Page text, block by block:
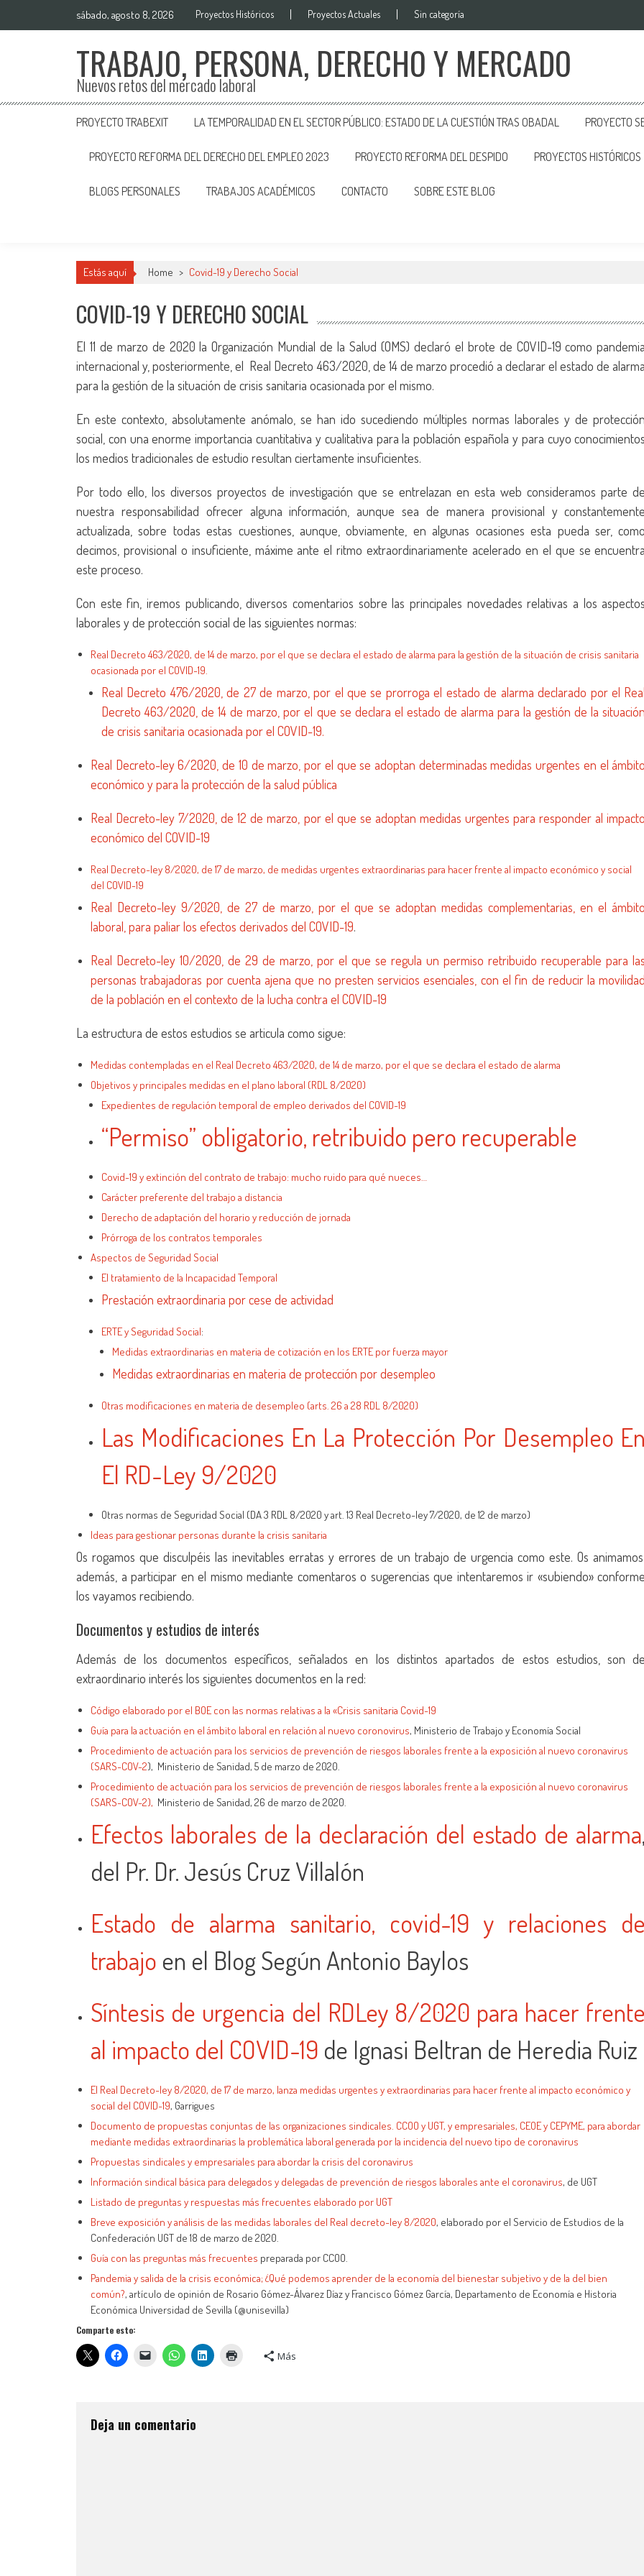
sábado, agosto 8, 2026 Proyectos Históricos Proyectos Actuales Sin categoría
TRABAJO, PERSONA, DERECHO Y MERCADO
Nuevos retos del mercado laboral
PROYECTO TRABEXIT LA TEMPORALIDAD EN EL SECTOR PÚBLICO: ESTADO DE LA CUESTIÓN TRAS OBADAL PROYECTO
PROYECTO REFORMA DEL DERECHO DEL EMPLEO 2023 PROYECTO REFORMA DEL DESPIDO PROYECTOS HISTÓRICOS
BLOGS PERSONALES TRABAJOS ACADÉMICOS CONTACTO SOBRE ESTE BLOG
Estás aquí Home > Covid-19 y Derecho Social
COVID-19 Y DERECHO SOCIAL
El 11 de marzo de 2020 la Organización Mundial de la Salud (OMS) declaró el brote de COVID-19 como
internacional y, posteriormente, el Real Decreto 463/2020, de 14 de marzo procedió a declarar el estado de
para la gestión de la situación de crisis sanitaria ocasionada por el mismo.
En este contexto, absolutamente anómalo, se han ido sucediendo múltiples normas laborales y de
social, con una enorme importancia cuantitativa y cualitativa para la población española y para cuyo
los medios tradicionales de estudio resultan ciertamente insuficientes.
Por todo ello, los diversos proyectos de investigación que se entrelazan en esta web consideramos parte
nuestra responsabilidad ofrecer alguna información, aunque sea de manera provisional y
actualizada, sobre todas estas cuestiones, aunque, obviamente, en algunas ocasiones esta pueda ser,
decimos, provisional o insuficiente, máxime ante el ritmo extraordinariamente acelerado en el que se
este proceso.
Con este fin, iremos publicando, diversos comentarios sobre las principales novedades relativas a los
laborales y de protección social de las siguientes normas:
Real Decreto 463/2020, de 14 de marzo, por el que se declara el estado de alarma para la gestión de la situación de crisis sanitaria
ocasionada por el COVID-19.
Real Decreto 476/2020, de 27 de marzo, por el que se prorroga el estado de alarma declarado por el
Decreto 463/2020, de 14 de marzo, por el que se declara el estado de alarma para la gestión de la
de crisis sanitaria ocasionada por el COVID-19.
Real Decreto-ley 6/2020, de 10 de marzo, por el que se adoptan determinadas medidas urgentes en el
económico y para la protección de la salud pública
Real Decreto-ley 7/2020, de 12 de marzo, por el que se adoptan medidas urgentes para responder al
económico del COVID-19
Real Decreto-ley 8/2020, de 17 de marzo, de medidas urgentes extraordinarias para hacer frente al impacto económico y social
del COVID-19
Real Decreto-ley 9/2020, de 27 de marzo, por el que se adoptan medidas complementarias, en el
laboral, para paliar los efectos derivados del COVID-19.
Real Decreto-ley 10/2020, de 29 de marzo, por el que se regula un permiso retribuido recuperable para
personas trabajadoras por cuenta ajena que no presten servicios esenciales, con el fin de reducir la
de la población en el contexto de la lucha contra el COVID-19
La estructura de estos estudios se articula como sigue:
Medidas contempladas en el Real Decreto 463/2020, de 14 de marzo, por el que se declara el estado de alarma
Objetivos y principales medidas en el plano laboral (RDL 8/2020)
Expedientes de regulación temporal de empleo derivados del COVID-19
“Permiso” obligatorio, retribuido pero recuperable
Covid-19 y extinción del contrato de trabajo: mucho ruido para qué nueces…
Carácter preferente del trabajo a distancia
Derecho de adaptación del horario y reducción de jornada
Prórroga de los contratos temporales
Aspectos de Seguridad Social
El tratamiento de la Incapacidad Temporal
Prestación extraordinaria por cese de actividad
ERTE y Seguridad Social:
Medidas extraordinarias en materia de cotización en los ERTE por fuerza mayor
Medidas extraordinarias en materia de protección por desempleo
Otras modificaciones en materia de desempleo (arts. 26 a 28 RDL 8/2020)
Las Modificaciones En La Protección Por Desempleo
El RD-Ley 9/2020
Otras normas de Seguridad Social (DA 3 RDL 8/2020 y art. 13 Real Decreto-ley 7/2020, de 12 de marzo)
Ideas para gestionar personas durante la crisis sanitaria
Os rogamos que disculpéis las inevitables erratas y errores de un trabajo de urgencia como este. Os
además, a participar en el mismo mediante comentaros o sugerencias que intentaremos ir «subiendo»
los vayamos recibiendo.
Documentos y estudios de interés
Además de los documentos específicos, señalados en los distintos apartados de estos estudios, son
extraordinario interés los siguientes documentos en la red:
Código elaborado por el BOE con las normas relativas a la «Crisis sanitaria Covid-19
Guía para la actuación en el ámbito laboral en relación al nuevo coronovirus, Ministerio de Trabajo y Economía Social
Procedimiento de actuación para los servicios de prevención de riesgos laborales frente a la exposición al nuevo coronavirus
(SARS-COV-2), Ministerio de Sanidad, 5 de marzo de 2020.
Procedimiento de actuación para los servicios de prevención de riesgos laborales frente a la exposición al nuevo coronavirus
(SARS-COV-2), Ministerio de Sanidad, 26 de marzo de 2020.
Efectos laborales de la declaración del estado de alarma
del Pr. Dr. Jesús Cruz Villalón
Estado de alarma sanitario, covid-19 y relaciones
trabajo en el Blog Según Antonio Baylos
Síntesis de urgencia del RDLey 8/2020 para hacer
al impacto del COVID-19 de Ignasi Beltran de Heredia Ruiz
El Real Decreto-ley 8/2020, de 17 de marzo, lanza medidas urgentes y extraordinarias para hacer frente al impacto económico y
social del COVID-19, Garrigues
Documento de propuestas conjuntas de las organizaciones sindicales. CCOO y UGT, y empresariales, CEOE y CEPYME, para abordar
mediante medidas extraordinarias la problemática laboral generada por la incidencia del nuevo tipo de coronavirus
Propuestas sindicales y empresariales para abordar la crisis del coronavirus
Información sindical básica para delegados y delegadas de prevención de riesgos laborales ante el coronavirus, de UGT
Listado de preguntas y respuestas más frecuentes elaborado por UGT
Breve exposición y análisis de las medidas laborales del Real decreto-ley 8/2020, elaborado por el Servicio de Estudios de la
Confederación UGT de 18 de marzo de 2020.
Guía con las preguntas más frecuentes preparada por CCOO.
Pandemia y salida de la crisis económica; ¿Qué podemos aprender de la economía del bienestar subjetivo y de la del bien
común?, artículo de opinión de Rosario Gómez-Álvarez Díaz y Francisco Gómez García, Departamento de Economía e Historia
Económica Universidad de Sevilla (@unisevilla)
Comparte esto:
Más
Deja un comentario